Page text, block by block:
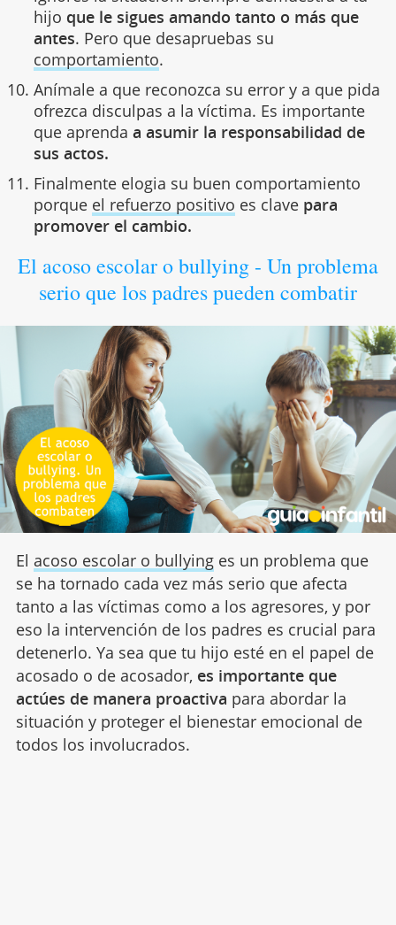
hijo que le sigues amando tanto o más que
antes. Pero que desapruebas su
comportamiento.
Anímale a que reconozca su error y a que pida
ofrezca disculpas a la víctima. Es importante
que aprenda a asumir la responsabilidad de
sus actos.
Finalmente elogia su buen comportamiento
porque el refuerzo positivo es clave para
promover el cambio.
El acoso escolar o bullying - Un problema
serio que los padres pueden combatir
El acoso escolar o bullyinges un problema que
se ha tornado cada vez más serio que afecta
tanto a las víctimas como a los agresores, y por
eso la intervención de los padres es crucial para
detenerlo. Ya sea que tu hijo esté en el papel de
acosado o de acosador, es importante que
actúes de manera proactiva para abordar la
situación y proteger el bienestar emocional de
todos los involucrados.